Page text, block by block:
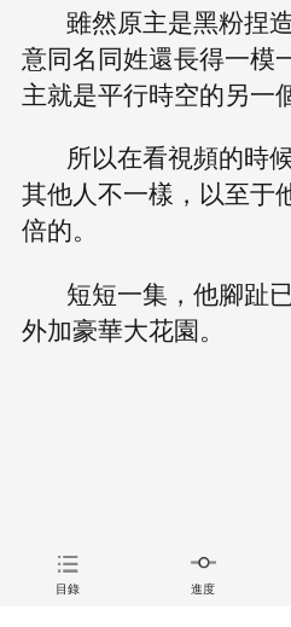
雖然原主是黑粉捏
意同名同姓還長得一模
主就是平行時空的另一
所以在看視頻的時
其他人不一樣，以至于
倍的。
短短一集，他腳趾
外加豪華大花園。
目錄 進度